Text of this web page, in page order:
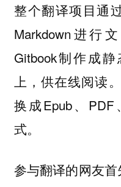
整个翻译项目通
Markdown进行
Gitbook制作成
上，供在线阅读
换成Epub、
式。
参与翻译的网友